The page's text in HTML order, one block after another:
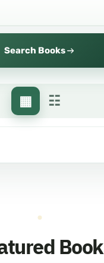
Search Books
▦ ☷
Book